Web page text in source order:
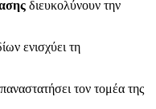
διευκολύνουν την
ενισχύει τη
τον τομέα της